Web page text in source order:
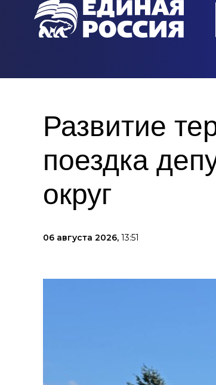
Развитие
поездка
округ
06 августа 2026, 13:51